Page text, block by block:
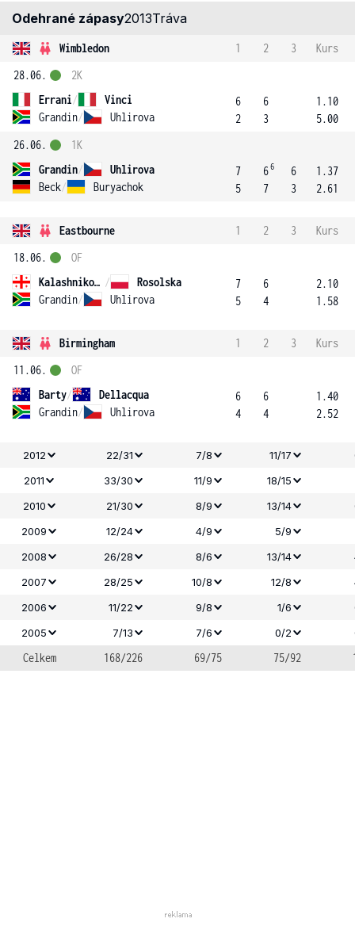
Odehrané zápasy2013Tráva
Wimbledon 1 2 3
Kurs
28.06.
Errani/
Vinci
Grandin/ Uhlirova
2K
6
2
6
3
1.10
5.00
26.06.
Grandin/
Uhlirova
Beck/ Buryachok
1K
7
5
66
7
6
3
1.37
2.61
Eastbourne 1 2 3
Kurs
18.06.
Kalashnikova /
Rosolska
Grandin/ Uhlirova
OF
7
5
6
4
2.10
1.58
Birmingham 1 2 3
Kurs
11.06.
Barty/
Dellacqua
Grandin/ Uhlirova
OF
6
4
6
4
1.40
2.52
2012 22/31 7/8 11/17
2011
33/30 11/9 18/15
2010
21/30 8/9 13/14
2009
12/24 4/9 5/9
2008
26/28 8/6 13/14
2007
28/25 10/8 12/8
2006
11/22 9/8 1/6
2005
7/13 7/6 0/2
Celkem 168/226 69/75 75/92